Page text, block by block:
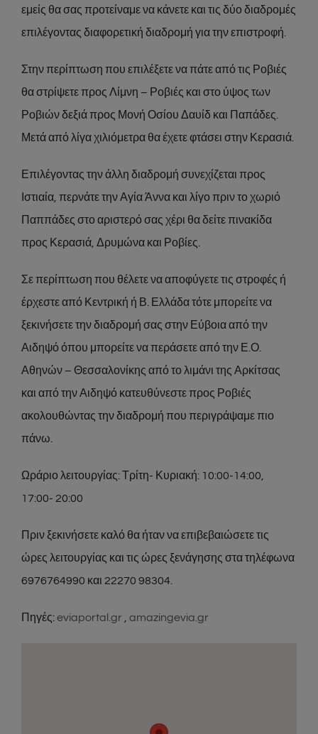
εμείς θα σας προτείναμε να κάνετε και τις δύο διαδρομές
επιλέγοντας διαφορετική διαδρομή για την επιστροφή.
Στην περίπτωση που επιλέξετε να πάτε από τις Ροβιές
θα στρίψετε προς Λίμνη – Ροβιές και στο ύψος των
Ροβιών δεξιά προς Μονή Οσίου Δαυίδ και Παπάδες.
Μετά από λίγα χιλιόμετρα θα έχετε φτάσει στην Κερασιά.
Επιλέγοντας την άλλη διαδρομή συνεχίζεται προς
Ιστιαία, περνάτε την Αγία Άννα και λίγο πριν το χωριό
Παππάδες στο αριστερό σας χέρι θα δείτε πινακίδα
προς Κερασιά, Δρυμώνα και Ροβίες.
Σε περίπτωση που θέλετε να αποφύγετε τις στροφές ή
έρχεστε από Κεντρική ή Β. Ελλάδα τότε μπορείτε να
ξεκινήσετε την διαδρομή σας στην Εύβοια από την
Αιδηψό όπου μπορείτε να περάσετε από την Ε.Ο.
Αθηνών – Θεσσαλονίκης από το λιμάνι της Αρκίτσας
και από την Αιδηψό κατευθύνεστε προς Ροβιές
ακολουθώντας την διαδρομή που περιγράψαμε πιο
πάνω.
Ωράριο λειτουργίας: Τρίτη- Κυριακή: 10:00-14:00,
17:00- 20:00
Πριν ξεκινήσετε καλό θα ήταν να επιβεβαιώσετε τις
ώρες λειτουργίας και τις ώρες ξενάγησης στα τηλέφωνα
6976764990 και 22270 98304.
Πηγές:eviaportal.gr amazingevia.gr